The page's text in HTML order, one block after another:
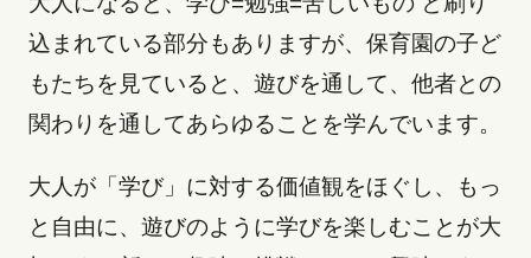
込まれている部分もありますが、保育園の子ど
もたちを見ていると、遊びを通して、他者との
関わりを通してあらゆることを学んでいます。
大人が「学び」に対する価値観をほぐし、もっ
と自由に、遊びのように学びを楽しむことが大